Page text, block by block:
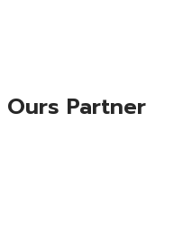
Ours Partner